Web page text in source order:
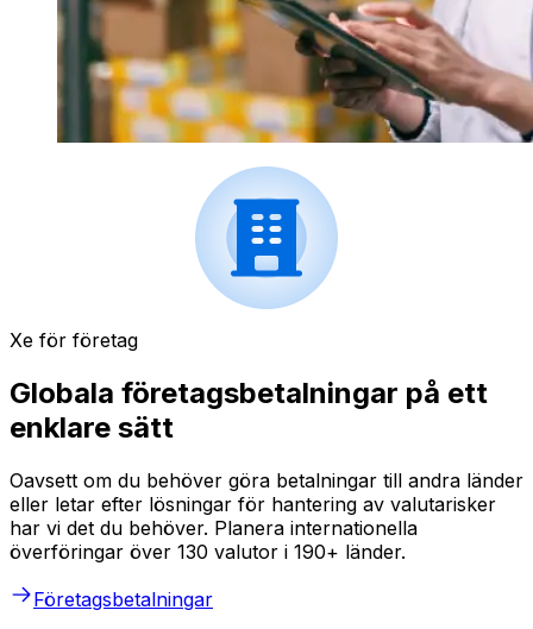
Xe för företag
Globala företagsbetalningar på ett
enklare sätt
Oavsett om du behöver göra betalningar till andra länder
eller letar efter lösningar för hantering av valutarisker
har vi det du behöver. Planera internationella
överföringar över 130 valutor i 190+ länder.
Företagsbetalningar